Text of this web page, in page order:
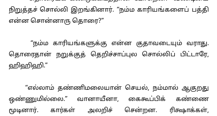
நிறுத்தச் சொல்லி இறங்கினார். “நம்ம காரியங்களைப் பத்தி
என்ன சொன்னாரு தொரை?”
“நம்ம காரியங்களுக்கு என்ன குதாவடையும் வராது.
தொரைதான் நறுக்குத் தெறிச்சாப்புல சொல்லிப் பிட்டாரே,
ஹிஹிஹி.”
“எல்லாம் தண்ணிமலையான் செயல், நம்மால் ஆகுறது
ஒண்ணுமில்லை.” வானாயீனா, கைகூப்பிக் கண்ணை
மூடினார். கார்கள் அலறிச் சென்றன. ரிக்ஷாக்கள்,